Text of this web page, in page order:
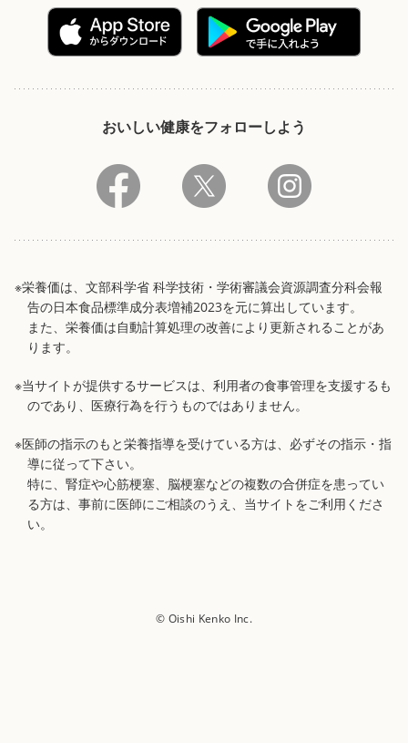
おいしい健康をフォローしよう
※栄養価は、文部科学省 科学技術・学術審議会資源調査分科会報
告の日本食品標準成分表増補2023を元に算出しています。
また、栄養価は自動計算処理の改善により更新されることがあ
ります。
※当サイトが提供するサービスは、利用者の食事管理を支援するも
のであり、医療行為を行うものではありません。
※医師の指示のもと栄養指導を受けている方は、必ずその指示・指
導に従って下さい。
特に、腎症や心筋梗塞、脳梗塞などの複数の合併症を患ってい
る方は、事前に医師にご相談のうえ、当サイトをご利用くださ
い。
© Oishi Kenko Inc.